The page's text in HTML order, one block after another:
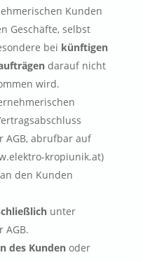
Kunden
Geschäfte, selbst
bei künftigen
darauf nicht
wird.
AGB, abrufbar auf
kropiunik.at)
den Kunden
unter
AGB.
des Kunden oder